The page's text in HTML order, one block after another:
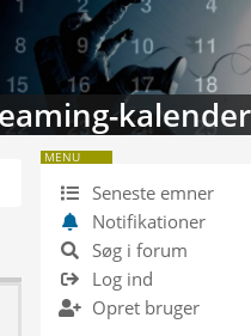
MENU
Seneste emner
Notifikationer
Søg i forum
Log ind
Opret bruger